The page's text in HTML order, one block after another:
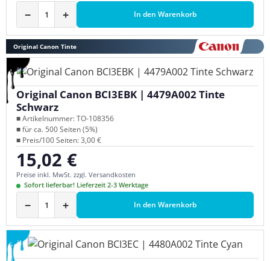
− + In den Warenkorb
Original Canon Tinte
Original Canon BCI3EBK | 4479A002 Tinte
Schwarz
■ Artikelnummer: TO-108356
■ für ca. 500 Seiten (5%)
■ Preis/100 Seiten: 3,00 €
Regulärer Preis:
15,02 €
Preise inkl. MwSt. zzgl. Versandkosten
Sofort lieferbar! Lieferzeit 2-3 Werktage
− + In den Warenkorb